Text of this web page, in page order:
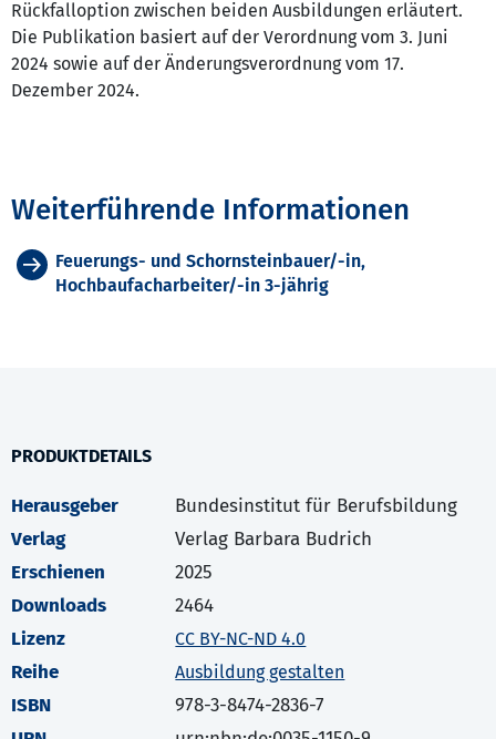
Rückfalloption zwischen beiden Ausbildungen erläutert.
Die Publikation basiert auf der Verordnung vom 3. Juni
2024 sowie auf der Änderungsverordnung vom 17.
Dezember 2024.
Weiterführende Informationen
Feuerungs- und Schornsteinbauer/-in,
Hochbaufacharbeiter/-in 3-jährig
PRODUKTDETAILS
Herausgeber
Bundesinstitut für Berufsbildung
Verlag
Verlag Barbara Budrich
Erschienen
2025
Downloads
2464
Lizenz
CC BY-NC-ND 4.0
Reihe Ausbildung gestalten
ISBN
978-3-8474-2836-7